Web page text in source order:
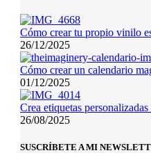
Cómo crear tu propio vinilo
26/12/2025
Cómo crear un calendario
01/12/2025
Crea etiquetas
26/08/2025
SUSCRÍBETE A MI